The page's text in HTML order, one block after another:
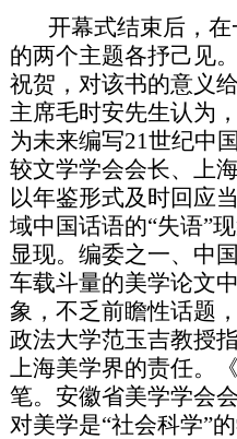
开幕式结束后，在
的两个主题各抒己见
祝贺，对该书的意义
主席毛时安先生认为
为未来编写21世纪中
较文学学会会长、上
以年鉴形式及时回应
域中国话语的“失语”
显现。编委之一、中
车载斗量的美学论文
象，不乏前瞻性话题
政法大学范玉吉教授
上海美学界的责任。
笔。安徽省美学学会
对美学是“社会科学”